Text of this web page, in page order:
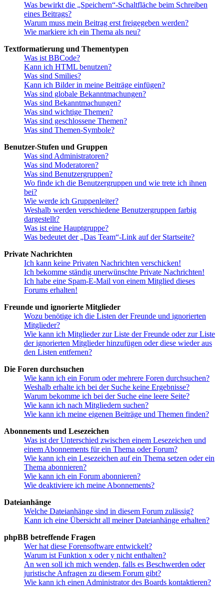
Was bewirkt die „Speichern“-Schaltfläche beim Schreiben
eines Beitrags?
Warum muss mein Beitrag erst freigegeben werden?
Wie markiere ich ein Thema als neu?
Textformatierung und Thementypen
Was ist BBCode?
Kann ich HTML benutzen?
Was sind Smilies?
Kann ich Bilder in meine Beiträge einfügen?
Was sind globale Bekanntmachungen?
Was sind Bekanntmachungen?
Was sind wichtige Themen?
Was sind geschlossene Themen?
Was sind Themen-Symbole?
Benutzer-Stufen und Gruppen
Was sind Administratoren?
Was sind Moderatoren?
Was sind Benutzergruppen?
Wo finde ich die Benutzergruppen und wie trete ich ihnen
bei?
Wie werde ich Gruppenleiter?
Weshalb werden verschiedene Benutzergruppen farbig
dargestellt?
Was ist eine Hauptgruppe?
Was bedeutet der „Das Team“-Link auf der Startseite?
Private Nachrichten
Ich kann keine Privaten Nachrichten verschicken!
Ich bekomme ständig unerwünschte Private Nachrichten!
Ich habe eine Spam-E-Mail von einem Mitglied dieses
Forums erhalten!
Freunde und ignorierte Mitglieder
Wozu benötige ich die Listen der Freunde und ignorierten
Mitglieder?
Wie kann ich Mitglieder zur Liste der Freunde oder zur Liste
der ignorierten Mitglieder hinzufügen oder diese wieder aus
den Listen entfernen?
Die Foren durchsuchen
Wie kann ich ein Forum oder mehrere Foren durchsuchen?
Weshalb erhalte ich bei der Suche keine Ergebnisse?
Warum bekomme ich bei der Suche eine leere Seite?
Wie kann ich nach Mitgliedern suchen?
Wie kann ich meine eigenen Beiträge und Themen finden?
Abonnements und Lesezeichen
Was ist der Unterschied zwischen einem Lesezeichen und
einem Abonnements für ein Thema oder Forum?
Wie kann ich ein Lesezeichen auf ein Thema setzen oder ein
Thema abonnieren?
Wie kann ich ein Forum abonnieren?
Wie deaktiviere ich meine Abonnements?
Dateianhänge
Welche Dateianhänge sind in diesem Forum zulässig?
Kann ich eine Übersicht all meiner Dateianhänge erhalten?
phpBB betreffende Fragen
Wer hat diese Forensoftware entwickelt?
Warum ist Funktion x oder y nicht enthalten?
An wen soll ich mich wenden, falls es Beschwerden oder
juristische Anfragen zu diesem Forum gibt?
Wie kann ich einen Administrator des Boards kontaktieren?